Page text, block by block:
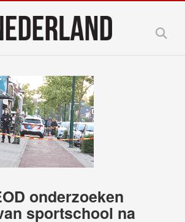
onderzoeken
sportschool na